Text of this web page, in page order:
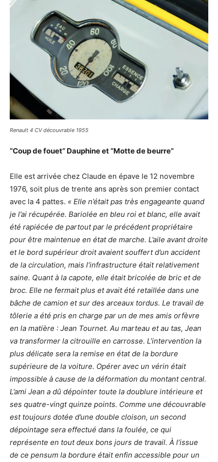
Renault 4 CV découvrable 1955
“Coup de fouet” Dauphine et “Motte de beurre”
Elle est arrivée chez Claude en épave le 12 novembre
1976, soit plus de trente ans après son premier contact
avec la 4 pattes. « Elle n’était pas très engageante quand
je l’ai récupérée. Bariolée en bleu roi et blanc, elle avait
été rapiécée de partout par le précédent propriétaire
pour être maintenue en état de marche. L’aile avant droite
et le bord supérieur droit avaient souffert d’un accident
de la circulation, mais l’infrastructure était relativement
saine. Quant à la capote, elle était bricolée de bric et de
broc. Elle ne fermait plus et avait été retaillée dans une
bâche de camion et sur des arceaux tordus. Le travail de
tôlerie a été pris en charge par un de mes amis orfèvre
en la matière : Jean Tournet. Au marteau et au tas, Jean
va transformer la citrouille en carrosse. L’intervention la
plus délicate sera la remise en état de la bordure
supérieure de la voiture. Opérer avec un vérin était
impossible à cause de la déformation du montant central.
L’ami Jean a dû dépointer toute la doublure intérieure et
ses quatre-vingt quinze points. Comme une découvrable
est toujours dotée d’une double cloison, un second
dépointage sera effectué dans la foulée, ce qui
représente en tout deux bons jours de travail. À l’issue
de ce pensum la bordure était enfin accessible pour un